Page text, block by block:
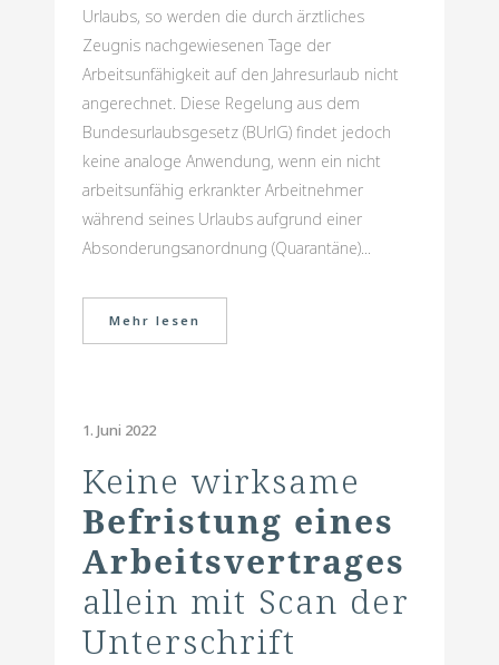
Urlaubs, so werden die durch ärztliches
Zeugnis nachgewiesenen Tage der
Arbeitsunfähigkeit auf den Jahresurlaub nicht
angerechnet. Diese Regelung aus dem
Bundesurlaubsgesetz (BUrlG) findet jedoch
keine analoge Anwendung, wenn ein nicht
arbeitsunfähig erkrankter Arbeitnehmer
während seines Urlaubs aufgrund einer
Absonderungsanordnung (Quarantäne)...
Mehr lesen
1. Juni 2022
Keine wirksame
Befristung eines
Arbeitsvertrages
allein mit Scan der
Unterschrift